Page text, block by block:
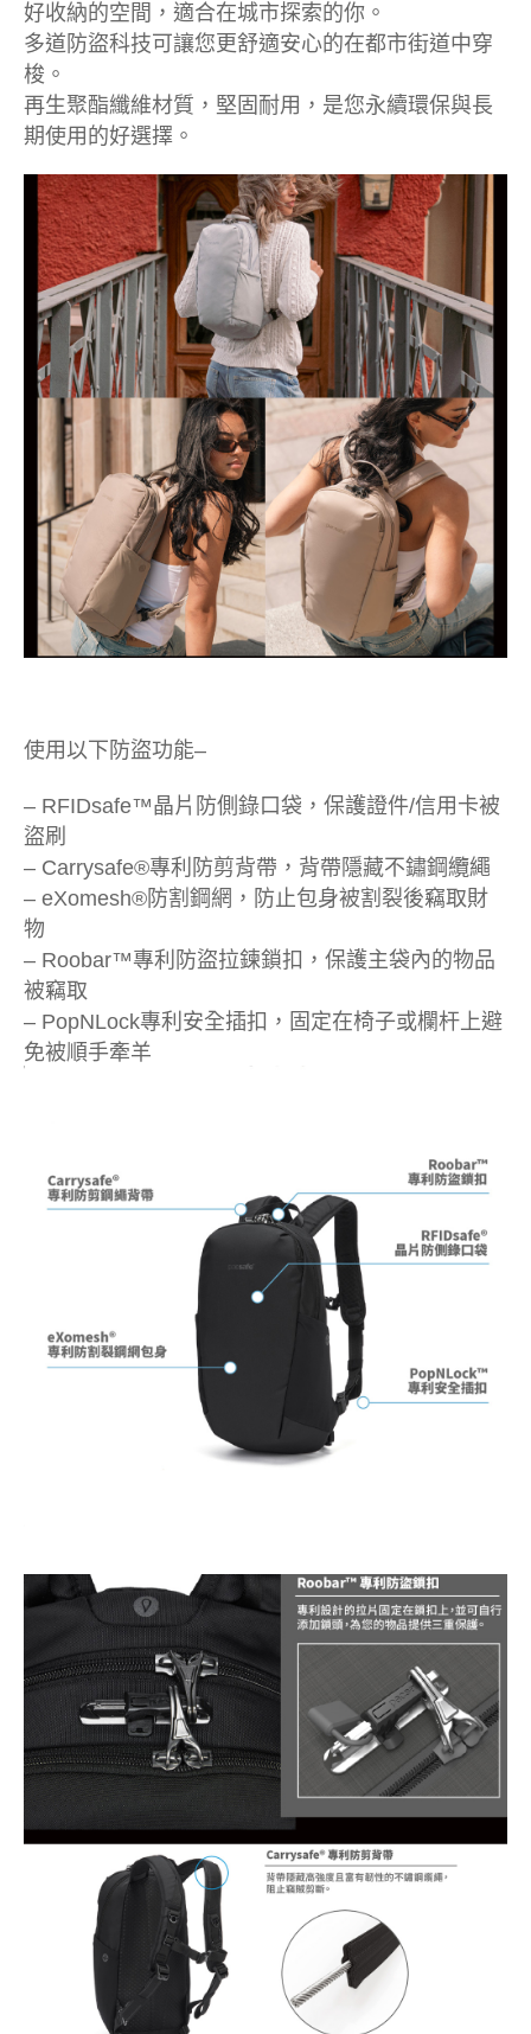
好收納的空間，適合在城市探索的你。
多道防盜科技可讓您更舒適安心的在都市街道中穿
梭。
再生聚酯纖維材質，堅固耐用，是您永續環保與長
期使用的好選擇。
使用以下防盜功能–
– RFIDsafe™晶片防側錄口袋，保護證件/信用卡被
盜刷
– Carrysafe®專利防剪背帶，背帶隱藏不鏽鋼纜繩
– eXomesh®防割鋼網，防止包身被割裂後竊取財
物
– Roobar™專利防盜拉鍊鎖扣，保護主袋內的物品
被竊取
– PopNLock專利安全插扣，固定在椅子或欄杆上避
免被順手牽羊